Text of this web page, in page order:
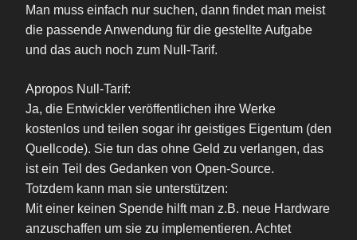
Man muss einfach nur suchen, dann findet man meist
die passende Anwendung für die gestellte Aufgabe
und das auch noch zum Null-Tarif.
Apropos Null-Tarif:
Ja, die Entwickler veröffentlichen ihre Werke
kostenlos und teilen sogar ihr geistiges Eigentum (den
Quellcode). Sie tun das ohne Geld zu verlangen, das
ist ein Teil des Gedanken von Open-Source.
Totzdem kann man sie unterstützen:
Mit einer keinen Spende hilft man z.B. neue Hardware
anzuschaffen um sie zu implementieren. Achtet